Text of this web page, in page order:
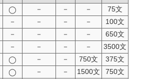
◯ － － －
75文
－ － － －
100文
－ － － －
650文
－ － － －
3500文
◯ － － 750文
375文
◯ － － 1500文
750文